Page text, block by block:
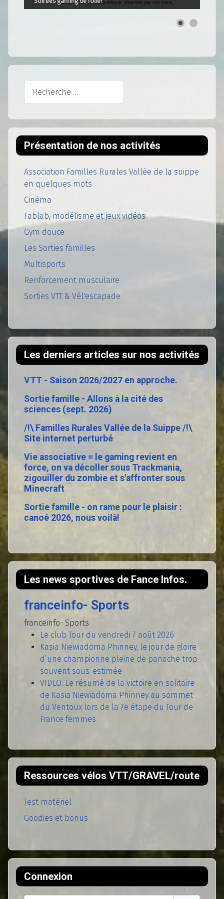
Rechercher
Présentation de nos activités
Association Familles Rurales Vallée de la suippe
en quelques mots
Cinéma
Fablab, modélisme et jeux vidéos
Gym douce
Les Sorties familles
Multisports
Renforcement musculaire
Sorties VTT & Vél'escapade
Les derniers articles sur nos activités
VTT - Saison 2026/2027 en approche.
Sortie famille - Allons à la cité des
sciences (sept. 2026)
/!\ Familles Rurales Vallée de la Suippe /!\
Site internet perturbé
Vie associative = le gaming revient en
force, on va décoller sous Trackmania,
zigouiller du zombie et s'affronter sous
Minecraft
Sortie famille - on rame pour le plaisir :
canoé 2026, nous voilà!
Les news sportives de Fance Infos.
franceinfo- Sports
franceinfo- Sports
Le club Tour du vendredi 7 août 2026
Kasia Niewiadoma Phinney, le jour de gloire
d’une championne pleine de panache trop
souvent sous-estimée
VIDEO. Le résumé de la victoire en solitaire
de Kasia Niewiadoma Phinney au sommet
du Ventoux lors de la 7e étape du Tour de
France femmes
Ressources vélos VTT/GRAVEL/route
Test matériel
Goodies et bonus
Connexion